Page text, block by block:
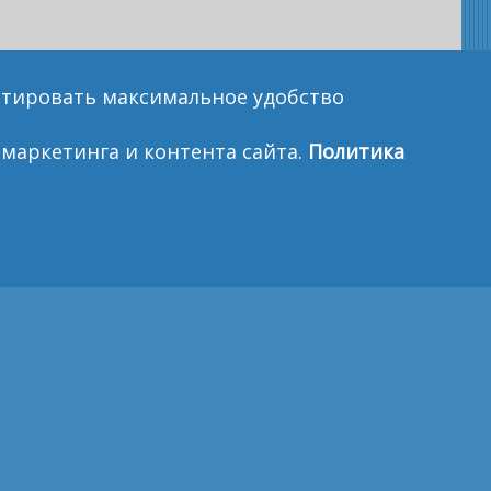
максимальное удобство
и контента сайта. Политика